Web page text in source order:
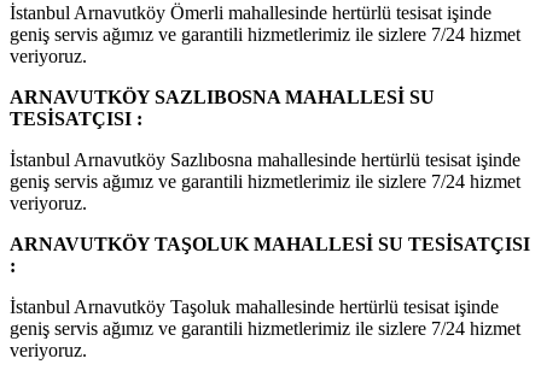
İstanbul Arnavutköy Ömerli mahallesinde hertürlü tesisat işinde
geniş servis ağımız ve garantili hizmetlerimiz ile sizlere 7/24 hizmet
veriyoruz.
ARNAVUTKÖY SAZLIBOSNA MAHALLESİ SU
TESİSATÇISI :
İstanbul Arnavutköy Sazlıbosna mahallesinde hertürlü tesisat işinde
geniş servis ağımız ve garantili hizmetlerimiz ile sizlere 7/24 hizmet
veriyoruz.
ARNAVUTKÖY TAŞOLUK MAHALLESİ SU TESİSATÇISI
:
İstanbul Arnavutköy Taşoluk mahallesinde hertürlü tesisat işinde
geniş servis ağımız ve garantili hizmetlerimiz ile sizlere 7/24 hizmet
veriyoruz.